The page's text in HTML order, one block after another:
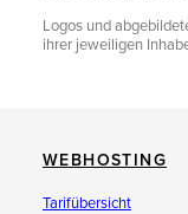
Logos und
ihrer jeweiligen
WEBHOSTING
Tarifübersicht